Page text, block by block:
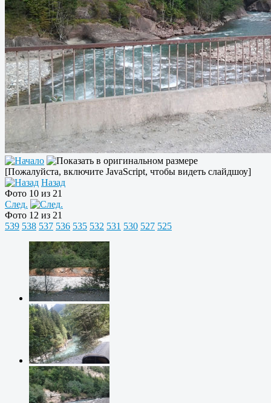
[Пожалуйста, включите JavaScript, чтобы видеть слайдшоу]
Назад
Фото 10 из 21
След.
Фото 12 из 21
539 538 537 536 535 532 531 530 527 525